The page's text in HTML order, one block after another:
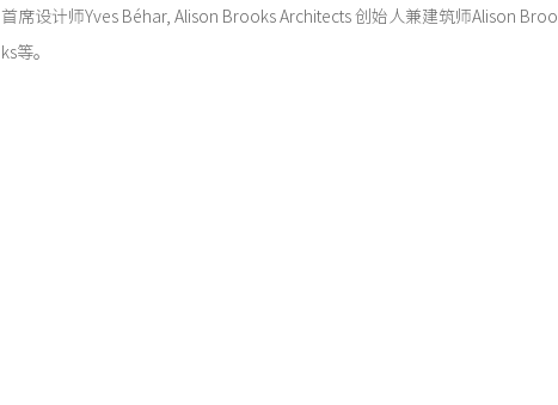
首席设计师Yves Béhar, Alison Brooks Architects 创始人兼建筑师Alison Broo
ks等。